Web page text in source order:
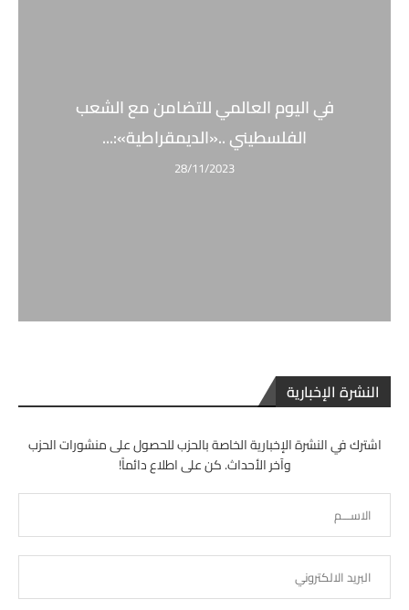
في اليوم العالمي للتضامن مع الشعب
الفلسطيني ..«الديمقراطية»:...
28/11/2023
النشرة الإخبارية
اشترك في النشرة الإخبارية الخاصة بالحزب للحصول على منشورات الحزب
وآخر الأحداث. كن على اطلاع دائماً!